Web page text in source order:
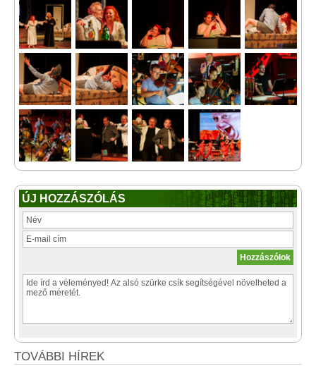
ÚJ HOZZÁSZÓLÁS
TOVÁBBI HÍREK